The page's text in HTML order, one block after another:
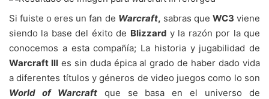
Si fuiste o eres un fan de Warcraft, sabras que WC3 viene
siendo la base del éxito de Blizzard y la razón por la que
conocemos a esta compañía; La historia y jugabilidad de
Warcraft llles sin duda épica al grado de haber dado vida
a diferentes títulos y géneros de video juegos como lo son
World of Warcraftque se basa en el universo de